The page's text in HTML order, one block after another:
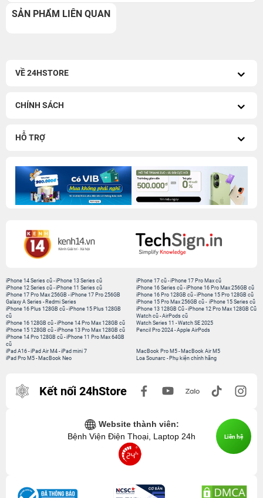
SẢN PHẨM LIÊN QUAN
VỀ 24HSTORE
CHÍNH SÁCH
HỖ TRỢ
iPhone 14 Series cũ -iPhone 13 Series cũ
iPhone 12 Series cũ -iPhone 11 Series cũ
iPhone 17 Pro Max 256GB -iPhone 17 Pro 256GB
Galaxy A Series - Redmi Series
iPhone 17 cũ-iPhone 17 Pro Max cũ
iPhone 16 Series cũ- iPhone 16 Pro Max 256GB cũ
iPhone 16 Pro 128GB cũ-iPhone 15 Pro 128GB cũ
iPhone 15 Pro Max 256GB cũ- iPhone 15 Series cũ
iPhone 16 Plus 128GB cũ -iPhone 15 Plus 128GB
cũ
iPhone 16 128GB cũ -iPhone 14 Pro Max 128GB cũ
iPhone 15 128GB cũ -iPhone 13 Pro Max 128GB cũ
iPhone 14 Pro 128GB cũ -iPhone 11 Pro Max 64GB
cũ
iPhone 13 128GB Cũ-iPhone 12 Pro Max 128GB Cũ
Watch cũ-AirPods cũ
Watch Series 11 -Watch SE 2025
Pencil Pro 2024-Apple AirPods
iPad A16 -iPad Air M4 -iPad mini 7
iPad Pro M5 - MacBook Neo
MacBook Pro M5- MacBook Air M5
Loa Sounarc- Phụ kiện chính hãng
Kết nối 24hStore
Website thành viên:
Bệnh Viện Điện Thoại, Laptop 24h
Liên hệ